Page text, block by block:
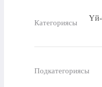
Категориясы
Үй-
Подкатегориясы